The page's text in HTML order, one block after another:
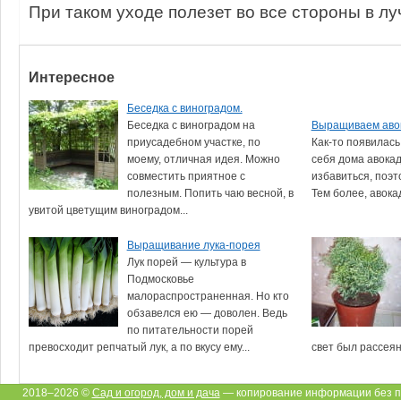
При таком уходе полезет во все стороны в
Интересное
Беседка с виноградом.
Беседка с виноградом на
приусадебном участке, по
моему, отличная идея. Можно
совместить приятное с
полезным. Попить чаю весной, в
увитой цветущим виноградом...
Выращиваем
Как-то
себя дома
избавиться,
Тем более,
Выращивание лука-порея
Лук порей — культура в
Подмосковье
малораспространенная. Но кто
обзавелся ею — доволен. Ведь
по питательности порей
превосходит репчатый лук, а по вкусу ему...
свет был
2018–2026 © Сад и огород, дом и дача — копирование информации без